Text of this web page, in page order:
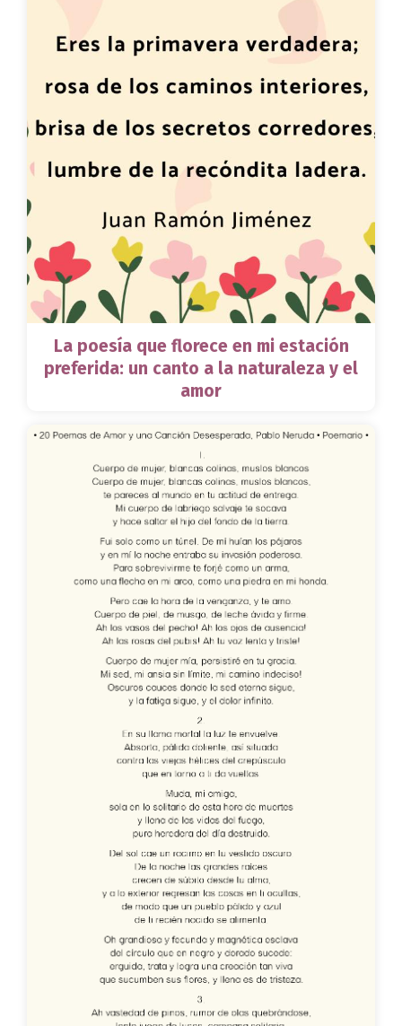
La poesía que florece en mi estación
preferida: un canto a la naturaleza y el
amor